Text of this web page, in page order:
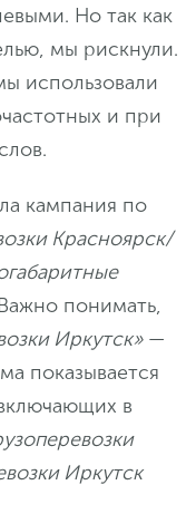
Но так как
мы рискнули.
использовали
и при
кампания по
Красноярск/
понимать,
Иркутск»—
показывается
в
Иркутск